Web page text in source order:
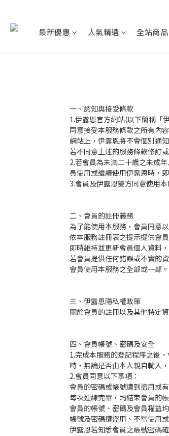
最新優惠 人氣精選 全站商品
一、認知與接受條款
1.伊露恩官方網站(以下簡稱「
同意接受本服務條款之所有內
網站上，伊露恩將不會個別通
若不同意上述的服務條款修訂
2.若會員為未滿二十歲之未成
員使用或繼續使用伊露恩時，
3.會員及伊露恩雙方同意使用
二、會員的註冊義務
為了能使用本服務，會員同意以
依本服務註冊表之提示提供會
即時維持並更新會員個人資料
若會員提供任何錯誤或不實的
會員使用本服務之全部或一部。
三、伊露恩隱私權政策
關於會員的註冊以及其他特定
四、會員帳號、密碼及安全
1.完成本服務的登記程序之後
時，無論是否由本人親自輸入
2.會員同意以下事項：
會員的密碼或帳號遭到盜用或
每次連線完畢，均結束會員的
會員的帳號、密碼及會員權益
帳號及密碼遭盜用、不當使用
伊露恩若知悉會員之帳號密碼